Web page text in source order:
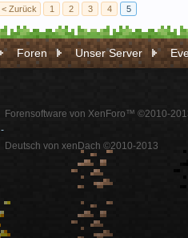
< Zurück 1 2 3 4 5
Foren Unser Server
Forensoftware von XenForo™ ©2010-
-
Deutsch von xenDach ©2010-2013